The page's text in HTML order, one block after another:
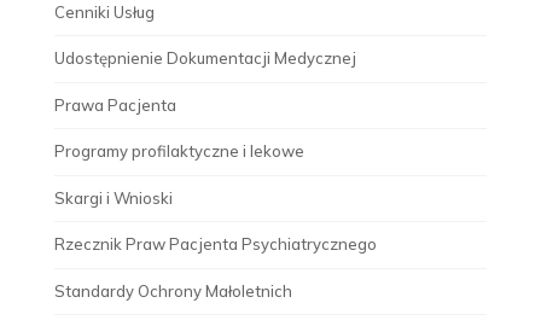
Cenniki Usług
Udostępnienie Dokumentacji Medycznej
Prawa Pacjenta
Programy profilaktyczne i lekowe
Skargi i Wnioski
Rzecznik Praw Pacjenta Psychiatrycznego
Standardy Ochrony Małoletnich